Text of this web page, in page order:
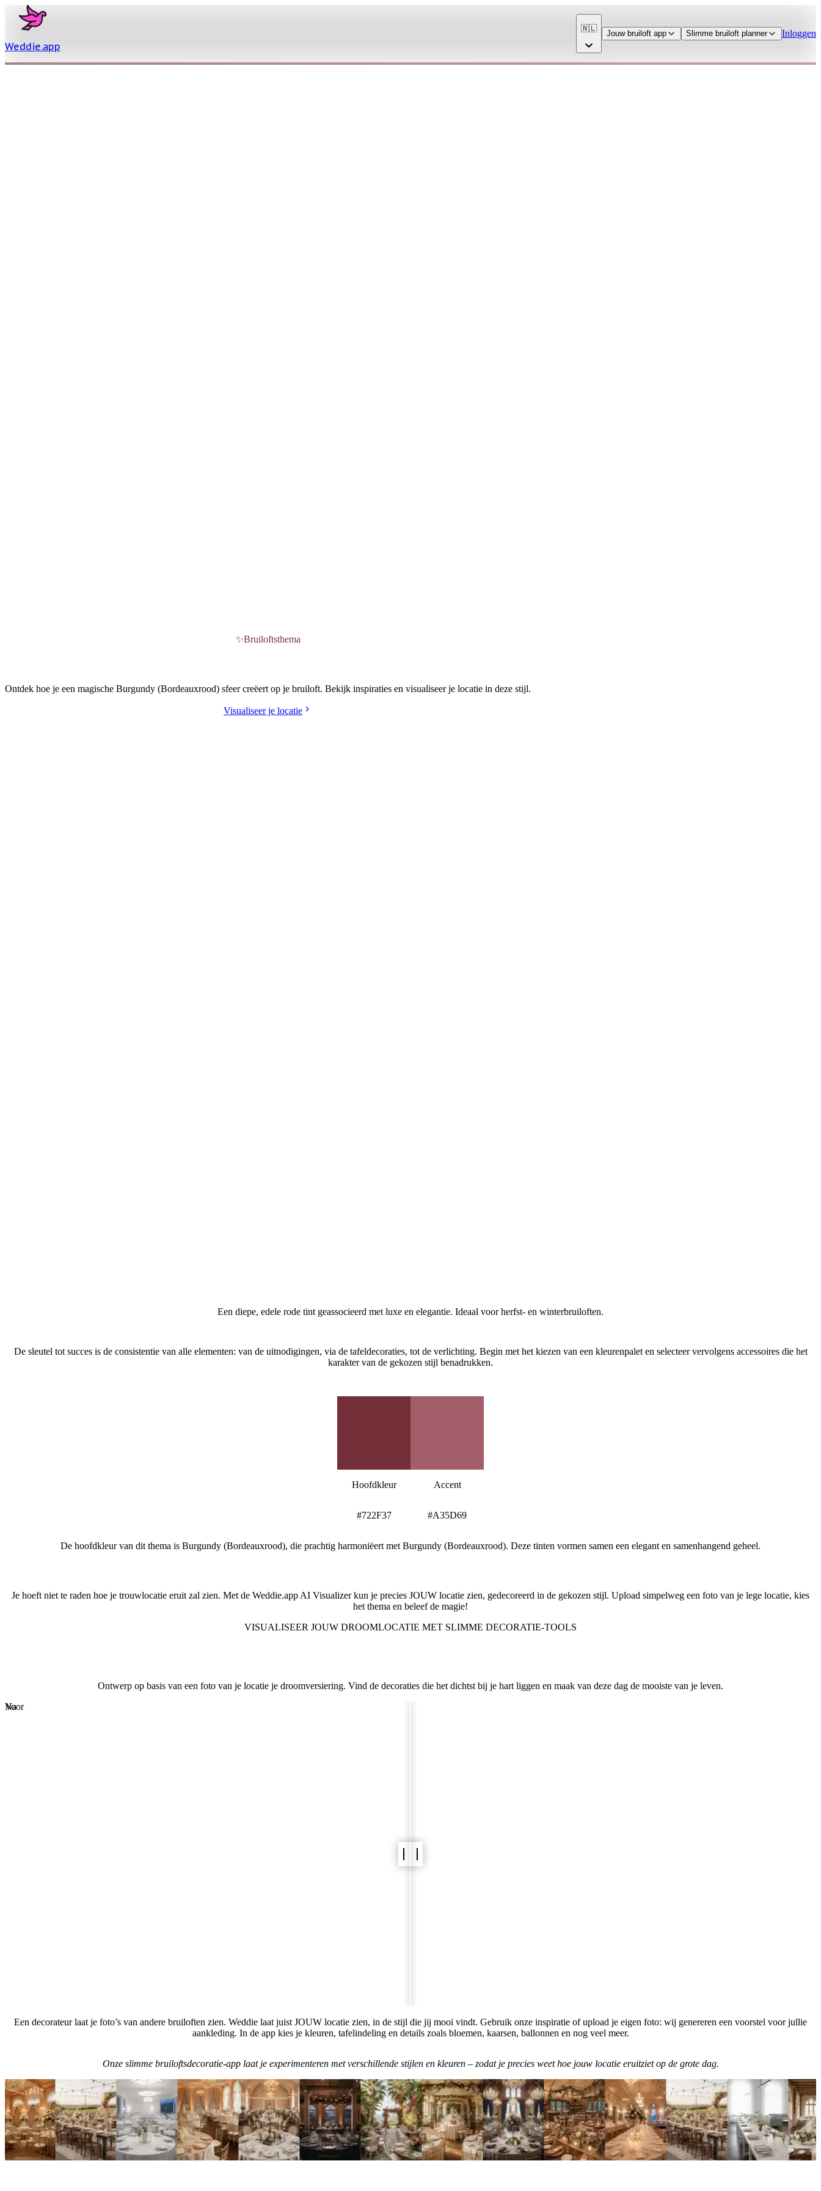
Weddie.app
🇳🇱
Jouw bruiloft app Slimme bruiloft planner Inloggen
✨Bruiloftsthema
Ontdek hoe je een magische Burgundy (Bordeauxrood) sfeer creëert op je bruiloft. Bekijk inspiraties en visualiseer je locatie in deze stijl.
Visualiseer je locatie
Een diepe, edele rode tint geassocieerd met luxe en elegantie. Ideaal voor herfst- en winterbruiloften.
De sleutel tot succes is de consistentie van alle elementen: van de uitnodigingen, via de tafeldecoraties, tot de verlichting. Begin met het kiezen van een kleurenpalet en selecteer vervolgens accessoires die het
karakter van de gekozen stijl benadrukken.
Hoofdkleur
#722F37
Accent
#A35D69
De hoofdkleur van dit thema is Burgundy (Bordeauxrood), die prachtig harmoniëert met Burgundy (Bordeauxrood). Deze tinten vormen samen een elegant en samenhangend geheel.
Je hoeft niet te raden hoe je trouwlocatie eruit zal zien. Met de Weddie.app AI Visualizer kun je precies JOUW locatie zien, gedecoreerd in de gekozen stijl. Upload simpelweg een foto van je lege locatie, kies
het thema en beleef de magie!
VISUALISEER JOUW DROOMLOCATIE MET SLIMME DECORATIE-TOOLS
Ontwerp op basis van een foto van je locatie je droomversiering. Vind de decoraties die het dichtst bij je hart liggen en maak van deze dag de mooiste van je leven.
Voor
Na
Een decorateur laat je foto’s van andere bruiloften zien. Weddie laat juist JOUW locatie zien, in de stijl die jij mooi vindt. Gebruik onze inspiratie of upload je eigen foto: wij genereren een voorstel voor jullie
aankleding. In de app kies je kleuren, tafelindeling en details zoals bloemen, kaarsen, ballonnen en nog veel meer.
Onze slimme bruiloftsdecoratie-app laat je experimenteren met verschillende stijlen en kleuren – zodat je precies weet hoe jouw locatie eruitziet op de grote dag.